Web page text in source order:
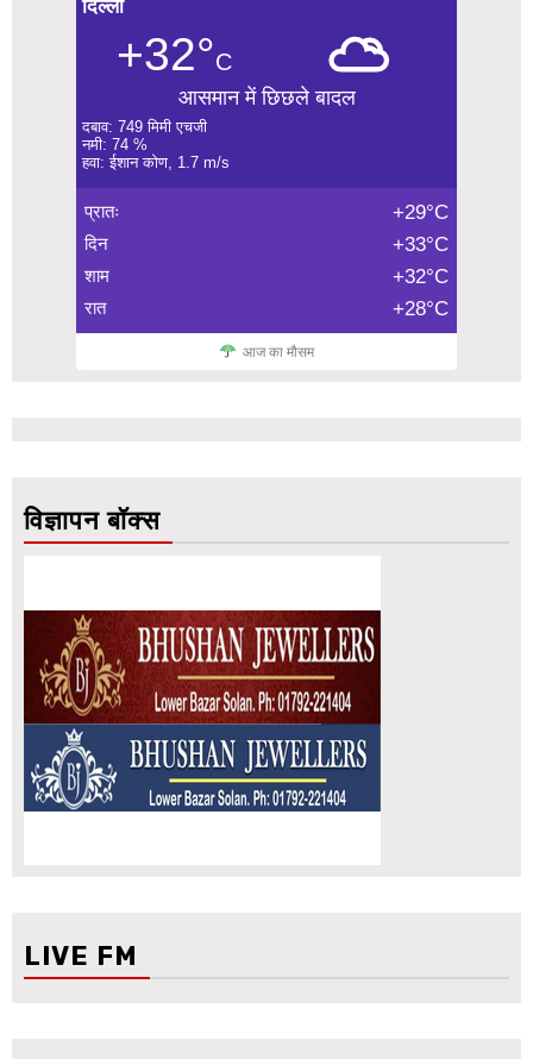
दिल्ली
+32°C
आसमान में छिछले बादल
दबाव: 749 मिमी एचजी
नमी: 74 %
हवा: ईशान कोण, 1.7 m/s
प्रातः +29°C
दिन +33°C
शाम +32°C
रात +28°C
आज का मौसम
विज्ञापन बॉक्स
LIVE FM